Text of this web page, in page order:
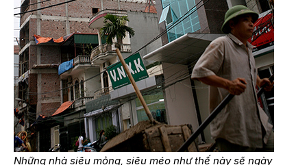
Những nhà siêu mỏng, siêu méo như thế này sẽ ngày